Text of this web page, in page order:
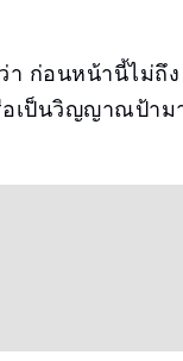
ก่อนหน้านี้ไม่ถึ
เป็นวิญญาณป้าม